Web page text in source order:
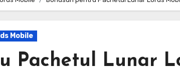
Mobile
Pachetul Lunar